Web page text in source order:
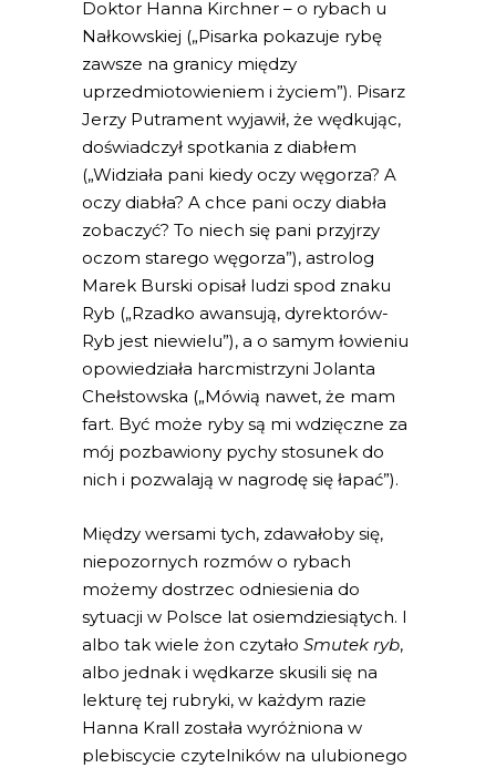
Doktor Hanna Kirchner – o rybach u
Nałkowskiej („Pisarka pokazuje rybę
zawsze na granicy między
uprzedmiotowieniem i życiem”). Pisarz
Jerzy Putrament wyjawił, że wędkując,
doświadczył spotkania z diabłem
(„Widziała pani kiedy oczy węgorza? A
oczy diabła? A chce pani oczy diabła
zobaczyć? To niech się pani przyjrzy
oczom starego węgorza”), astrolog
Marek Burski opisał ludzi spod znaku
Ryb („Rzadko awansują, dyrektorów-
Ryb jest niewielu”), a o samym łowieniu
opowiedziała harcmistrzyni Jolanta
Chełstowska („Mówią nawet, że mam
fart. Być może ryby są mi wdzięczne za
mój pozbawiony pychy stosunek do
nich i pozwalają w nagrodę się łapać”).
Między wersami tych, zdawałoby się,
niepozornych rozmów o rybach
możemy dostrzec odniesienia do
sytuacji w Polsce lat osiemdziesiątych. I
albo tak wiele żon czytało Smutek ryb,
albo jednak i wędkarze skusili się na
lekturę tej rubryki, w każdym razie
Hanna Krall została wyróżniona w
plebiscycie czytelników na ulubionego